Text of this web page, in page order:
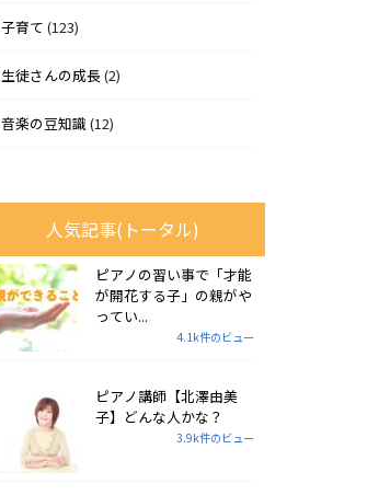
子育て (123)
生徒さんの成長(2)
音楽の豆知識(12)
人気記事(トータル)
ピアノの習い事で「才能
が開花する子」の親がや
ってい...
4.1k件のビュー
ピアノ講師【北澤由美
子】どんな人かな？
3.9k件のビュー